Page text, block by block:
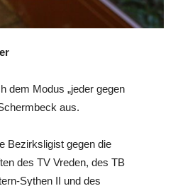
dem Modus „jeder gegen
aus.
Bezirksligist gegen die
des TV Vreden, des TB
Sythen II und des